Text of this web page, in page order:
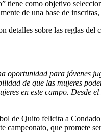
tiene como objetivo
de una base de
detalles sobre las reglas
oportunidad para jóvenes
de que las mujeres
en este campo. Desde
de Quito felicita a
campeonato, que promete